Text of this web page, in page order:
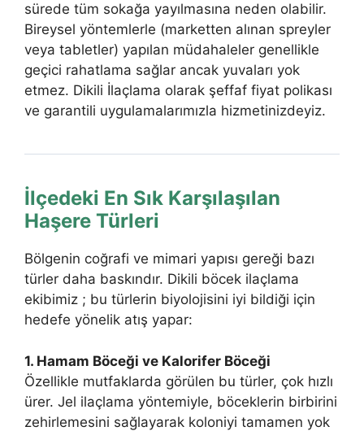
sürede tüm sokağa yayılmasına neden olabilir.
Bireysel yöntemlerle (marketten alınan spreyler
veya tabletler) yapılan müdahaleler genellikle
geçici rahatlama sağlar ancak yuvaları yok
etmez. Dikili İlaçlama olarak şeffaf fiyat polikası
ve garantili uygulamalarımızla hizmetinizdeyiz.
İlçedeki En Sık Karşılaşılan
Haşere Türleri
Bölgenin coğrafi ve mimari yapısı gereği bazı
türler daha baskındır. Dikili böcek ilaçlama
ekibimiz ; bu türlerin biyolojisini iyi bildiği için
hedefe yönelik atış yapar:
1. Hamam Böceği ve Kalorifer Böceği
Özellikle mutfaklarda görülen bu türler, çok hızlı
ürer. Jel ilaçlama yöntemiyle, böceklerin birbirini
zehirlemesini sağlayarak koloniyi tamamen yok